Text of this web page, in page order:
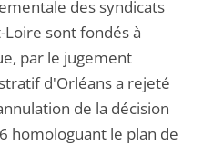
des syndicats
sont fondés à
par le jugement
d'Orléans a rejeté
de la décision
homologuant le plan de